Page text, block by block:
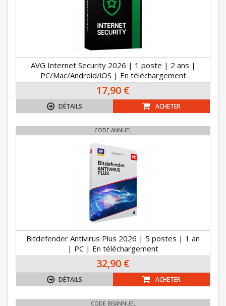
AVG Internet Security 2026 | 1 poste | 2 ans |
PC/Mac/Android/iOS | En téléchargement
17,90 €
DÉTAILS ACHETER
CODE ANNUEL
Bitdefender Antivirus Plus 2026 | 5 postes | 1 an
| PC | En téléchargement
32,90 €
DÉTAILS ACHETER
CODE BISANNUEL